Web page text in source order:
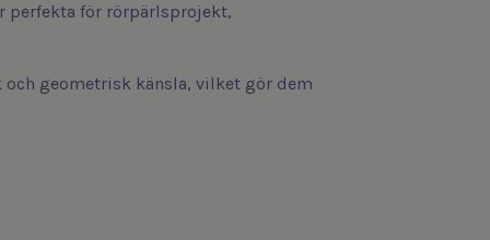
perfekta för rörpärlsprojekt,
geometrisk känsla, vilket gör dem